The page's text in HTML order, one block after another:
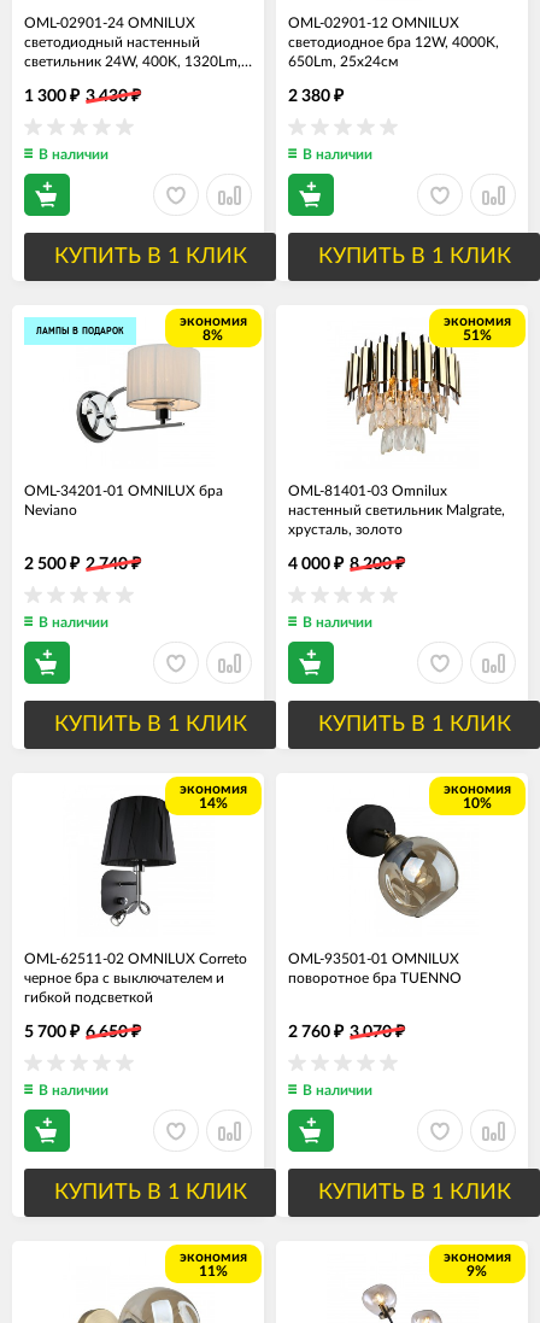
OML-02901-24 OMNILUX
светодиодный настенный
светильник 24W, 400K, 1320Lm,
1 300 ₽ 3 430₽
В наличии
КУПИТЬ В 1 КЛИК
OML-02901-12 OMNILUX
светодиодное бра 12W, 4000K,
650Lm, 25х24см
2 380 ₽
В наличии
КУПИТЬ В 1 КЛИК
ЛАМПЫ В ПОДАРОК
экономия
8%
OML-34201-01 OMNILUX бра
Neviano
2 500 ₽ 2 740₽
В наличии
КУПИТЬ В 1 КЛИК
экономия
51%
OML-81401-03 Omnilux
настенный светильник Malgrate,
хрусталь, золото
4 000 ₽ 8 200₽
В наличии
КУПИТЬ В 1 КЛИК
экономия
14%
OML-62511-02 OMNILUX Correto
черное бра с выключателем и
гибкой подсветкой
5 700 ₽ 6 650₽
В наличии
КУПИТЬ В 1 КЛИК
экономия
10%
OML-93501-01 OMNILUX
поворотное бра TUENNO
2 760 ₽ 3 070₽
В наличии
КУПИТЬ В 1 КЛИК
экономия
11%
экономия
9%